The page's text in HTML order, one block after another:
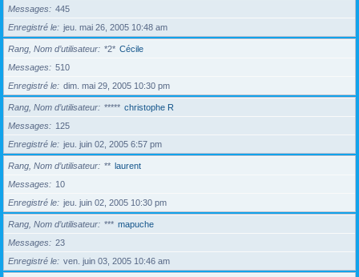
Messages
445
Enregistré le
jeu. mai 26, 2005 10:48 am
Rang, Nom d’utilisateur *2* Cécile
Messages
510
Enregistré le
dim. mai 29, 2005 10:30 pm
Rang, Nom d’utilisateur ***** christophe R
Messages
125
Enregistré le
jeu. juin 02, 2005 6:57 pm
Rang, Nom d’utilisateur ** laurent
Messages
10
Enregistré le
jeu. juin 02, 2005 10:30 pm
Rang, Nom d’utilisateur *** mapuche
Messages
23
Enregistré le
ven. juin 03, 2005 10:46 am